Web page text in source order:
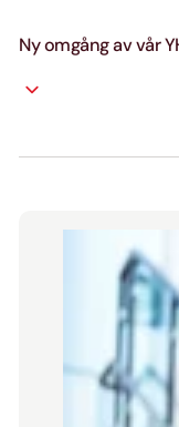
Ny omgång av vår